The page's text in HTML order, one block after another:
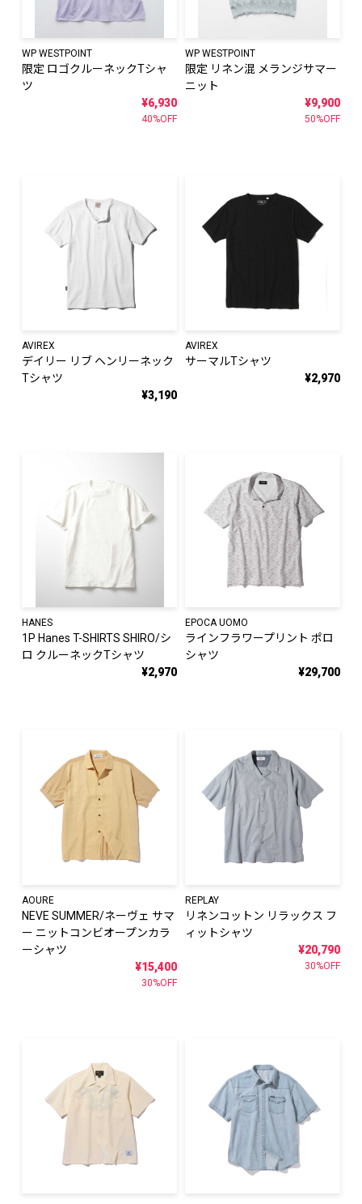
WP WESTPOINT
限定 ロゴクルーネックTシャ
ツ
¥6,930
40%OFF
WP WESTPOINT
限定 リネン混 メランジサマー
ニット
¥9,900
50%OFF
AVIREX
デイリー リブ ヘンリーネック
Tシャツ
¥3,190
AVIREX
サーマルTシャツ
¥2,970
HANES
1P Hanes T-SHIRTS SHIRO/シ
ロ クルーネックTシャツ
¥2,970
EPOCA UOMO
ラインフラワープリント ポロ
シャツ
¥29,700
AOURE
NEVE SUMMER/ネーヴェ サマ
ー ニットコンビオープンカラ
ーシャツ
¥15,400
30%OFF
REPLAY
リネンコットン リラックス フ
ィットシャツ
¥20,790
30%OFF